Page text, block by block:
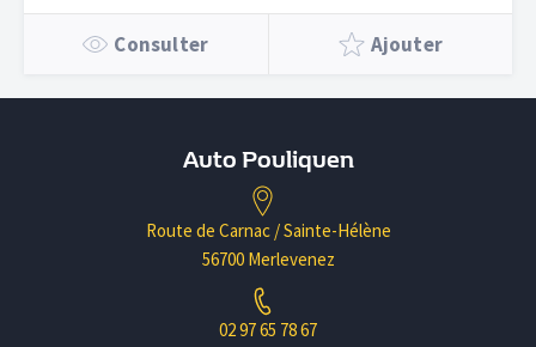
Consulter Ajouter
Auto Pouliquen
Route de Carnac / Sainte-Hélène
56700 Merlevenez
02 97 65 78 67